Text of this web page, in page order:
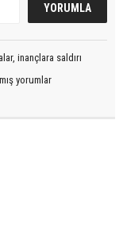
inançlara saldırı
yorumlar